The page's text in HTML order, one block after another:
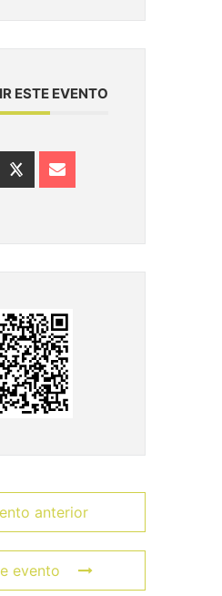
ESTE EVENTO
anterior
evento